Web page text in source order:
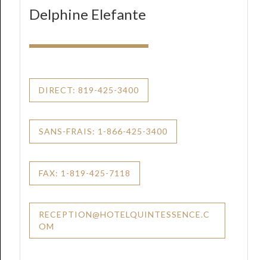
Delphine Elefante
DIRECT: 819-425-3400
SANS-FRAIS: 1-866-425-3400
FAX: 1-819-425-7118
RECEPTION@HOTELQUINTESSENCE.C
OM